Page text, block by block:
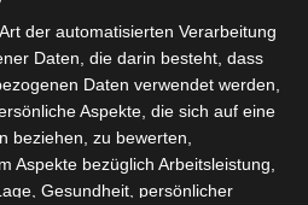
uns
Chopper
Fahrräder
Kabinenroller
der automatisierten Verarbeitung
Daten, die darin besteht, dass
Daten verwendet werden,
Aspekte, die sich auf eine
beziehen, zu bewerten,
Aspekte bezüglich Arbeitsleistung,
Gesundheit, persönlicher